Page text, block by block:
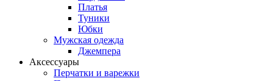
Платья
Туники
Юбки
Мужская одежда
Джемпера
Аксессуары
Перчатки и варежки